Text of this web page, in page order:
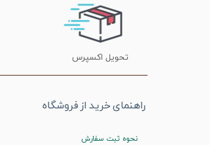
تحویل اکسپرس
راهنمای خرید از فروشگاه
نحوه ثبت سفارش